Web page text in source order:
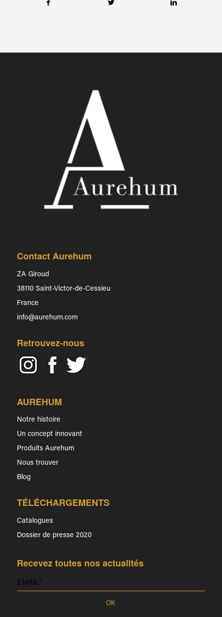
Contact Aurehum
ZA Giroud
38110 Saint-Victor-de-Cessieu
France
info@aurehum.com
Retrouvez-nous
AUREHUM
Notre histoire
Un concept innovant
Produits Aurehum
Nous trouver
Blog
TÉLÉCHARGEMENTS
Catalogues
Dossier de presse 2020
Recevez toutes nos actualités